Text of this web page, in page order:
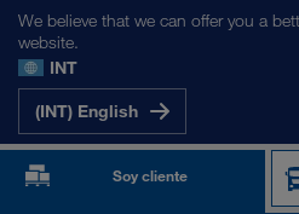
We believe that we can offer you a
website.
INT
(INT) English
Soy cliente